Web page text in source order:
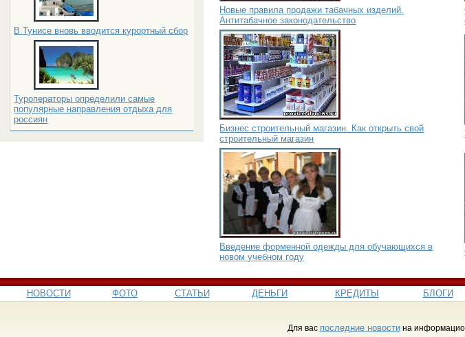
В Тунисе вновь вводится курортный сбор
Туроператоры определили самые
популярные направления отдыха для
россиян
Новые правила продажи табачных изделий.
Антитабачное законодательство
Бизнес строительный магазин. Как открыть свой
строительный магазин
Введение форменной одежды для обучающихся в
новом учебном году
НОВОСТИ ФОТО СТАТЬИ ДЕНЬГИ КРЕДИТЫ БЛОГИ
Для вас последние новостина